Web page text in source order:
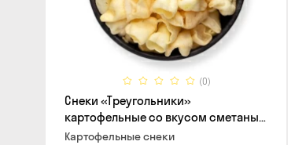
(0)
Снеки «Треугольники»
картофельные со вкусом сметаны
с луком
Картофельные снеки